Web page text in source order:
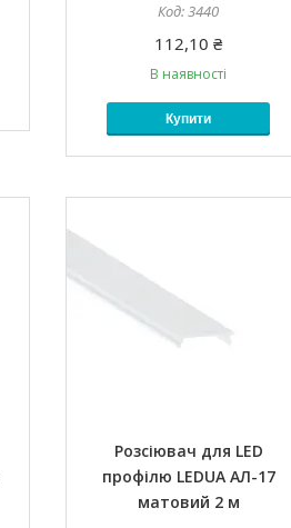
3440
112,10 ₴
В наявності
Купити
Розсіювач для LED
профілю LEDUA АЛ-17
матовий 2 м